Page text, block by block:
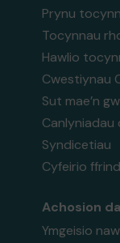
Prynu
Tocynnau
Hawlio
Cwestiynau
Sut mae’n
Syndicetiau
Cyfeirio ffrind
Achosion da
Ymgeisio